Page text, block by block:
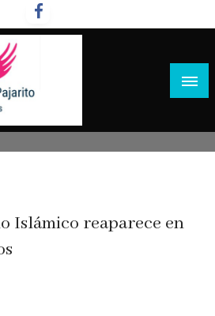
Islámico reaparece en